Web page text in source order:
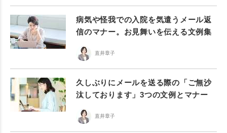
病気や怪我での入院を気遣うメール返
信のマナー。お見舞いを伝える文例集
直井章子
久しぶりにメールを送る際の「ご無沙
汰しております」3つの文例とマナー
直井章子